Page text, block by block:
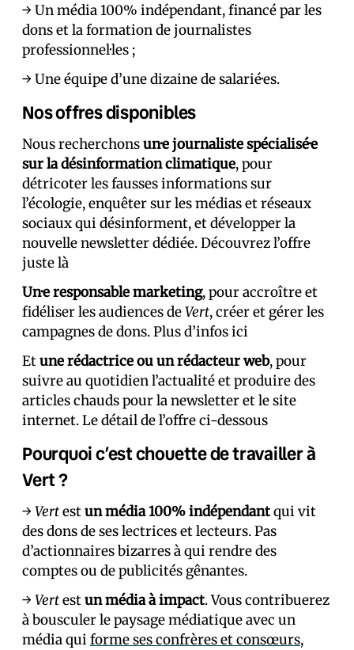
→ Un média 100% indépendant, financé par les
dons et la formation de journalistes
professionnel·les ;
→ Une équipe d’une dizaine de salarié·es.
Nos offres disponibles
Nous recherchonsun·e journaliste spécialisé·e
sur la désinformation climatique, pour
détricoter les fausses informations sur
l’écologie, enquêter sur les médias et réseaux
sociaux qui désinforment, et développer la
nouvelle newsletter dédiée. Découvrez l’offre
juste là
Un·e responsable marketing, pour accroître et
fidéliser les audiences deVert, créer et gérer les
campagnes de dons. Plus d’infos ici
Etune rédactrice ou un rédacteur web, pour
suivre au quotidien l’actualité et produire des
articles chauds pour la newsletter et le site
internet. Le détail de l’offre ci-dessous
Pourquoi c’est chouette de travailler à
Vert ?
→Vertestun média 100% indépendantqui vit
des dons de ses lectrices et lecteurs. Pas
d’actionnaires bizarres à qui rendre des
comptes ou de publicités gênantes.
→Vertestun média à impact. Vous contribuerez
à bousculer le paysage médiatique avec un
média qui forme ses confrères et consœurs,